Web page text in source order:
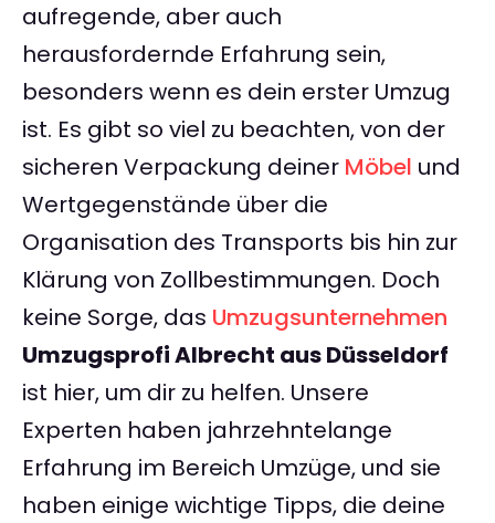
aufregende, aber auch
herausfordernde Erfahrung sein,
besonders wenn es dein erster Umzug
ist. Es gibt so viel zu beachten, von der
sicheren Verpackung deiner Möbel und
Wertgegenstände über die
Organisation des Transports bis hin zur
Klärung von Zollbestimmungen. Doch
keine Sorge, das Umzugsunternehmen
Umzugsprofi Albrecht aus Düsseldorf
ist hier, um dir zu helfen. Unsere
Experten haben jahrzehntelange
Erfahrung im Bereich Umzüge, und sie
haben einige wichtige Tipps, die deine